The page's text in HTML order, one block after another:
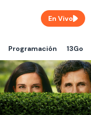
Programación 13Go
En Vivo